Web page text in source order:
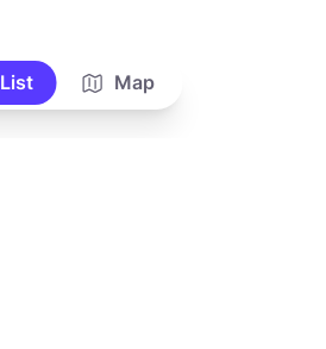
List Map